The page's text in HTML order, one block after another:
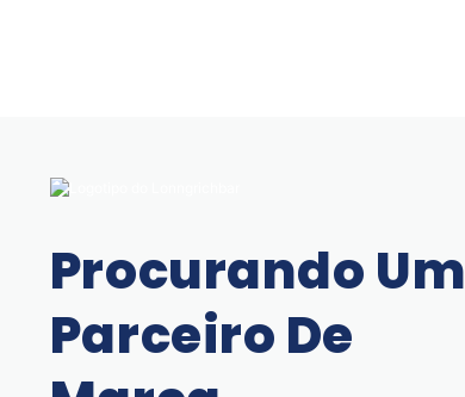
Procurando Um
Parceiro De